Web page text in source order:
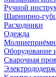
Ручной
Шарнирно-
Расходники
Одежда
Оборудование
Сварочная